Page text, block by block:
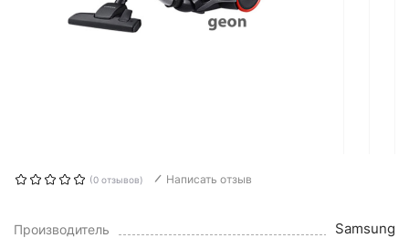
(0 отзывов) Написать отзыв
Производитель Samsung